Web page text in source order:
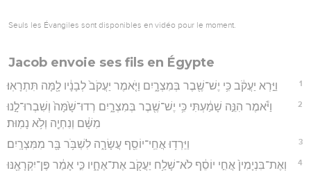
Seuls les Évangiles sont disponibles en vidéo pour le moment.
Jacob envoie ses fils en Égypte
1 וַיַּ֣רְא יַעֲקֹ֔ב כִּ֥י יֶשׁ־שֶׁ֖בֶר בְּמִצְרָ֑יִם וַיֹּ֤אמֶר יַעֲקֹב֙ לְבָנָ֔יו לָ֖מָּה תִּתְרָאֽוּ׃
2
וַיֹּ֕אמֶר הִנֵּ֣ה שָׁמַ֔עְתִּי כִּ֥י יֶשׁ־שֶׁ֖בֶר בְּמִצְרָ֑יִם רְדוּ־שָׁ֙מָּה֙ וְשִׁבְרוּ־לָ֣נוּ
מִשָּׁ֔ם וְנִחְיֶ֖ה וְלֹ֥א נָמֽוּת׃
3 וַיֵּרְד֥וּ אֲחֵֽי־יוֹסֵ֖ף עֲשָׂרָ֑ה לִשְׁבֹּ֥ר בָּ֖ר מִמִּצְרָֽיִם׃
4
וְאֶת־בִּנְיָמִין֙ אֲחִ֣י יוֹסֵ֔ף לֹא־שָׁלַ֥ח יַעֲקֹ֖ב אֶת־אֶחָ֑יו כִּ֣י אָמַ֔ר פֶּן־יִקְרָאֶ֖נּוּ